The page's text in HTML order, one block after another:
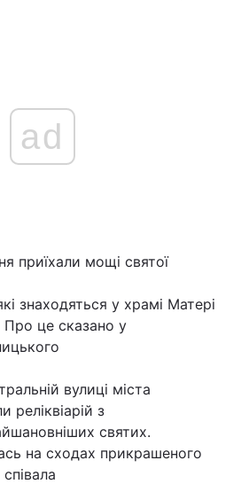
ad
приїхали мощі святої
знаходяться у храмі Матері
Про це сказано у
вулиці міста
реліквіарій з
святих.
на сходах прикрашеного